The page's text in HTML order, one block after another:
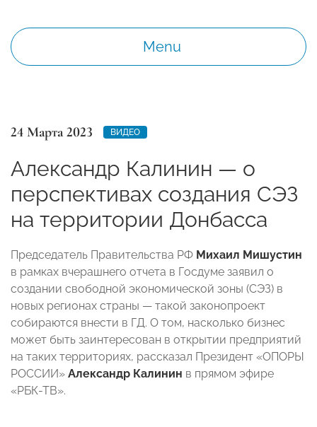
Menu
24 Марта 2023 ВИДЕО
Александр Калинин — о
перспективах создания СЭЗ
на территории Донбасса
Председатель Правительства РФ Михаил Мишустин
в рамках вчерашнего отчета в Госдуме заявил о
создании свободной экономической зоны (СЭЗ) в
новых регионах страны — такой законопроект
собираются внести в ГД. О том, насколько бизнес
может быть заинтересован в открытии предприятий
на таких территориях, рассказал Президент «ОПОРЫ
РОССИИ» Александр Калинин в прямом эфире
«РБК-ТВ».